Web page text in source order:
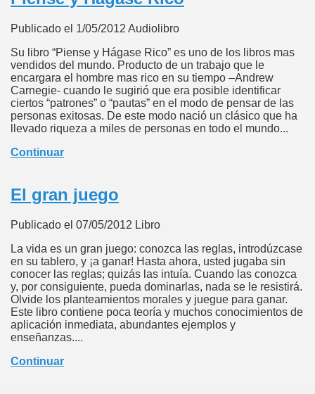
Publicado el 1/05/2012 Audiolibro
Su libro “Piense y Hágase Rico” es uno de los libros mas
vendidos del mundo. Producto de un trabajo que le
encargara el hombre mas rico en su tiempo –Andrew
Carnegie- cuando le sugirió que era posible identificar
ciertos “patrones” o “pautas” en el modo de pensar de las
personas exitosas. De este modo nació un clásico que ha
llevado riqueza a miles de personas en todo el mundo...
Continuar
El gran juego
Publicado el 07/05/2012 Libro
La vida es un gran juego: conozca las reglas, introdúzcase
en su tablero, y ¡a ganar! Hasta ahora, usted jugaba sin
conocer las reglas; quizás las intuía. Cuando las conozca
y, por consiguiente, pueda dominarlas, nada se le resistirá.
Olvide los planteamientos morales y juegue para ganar.
Este libro contiene poca teoría y muchos conocimientos de
aplicación inmediata, abundantes ejemplos y
enseñanzas....
Continuar
nacional de empleo